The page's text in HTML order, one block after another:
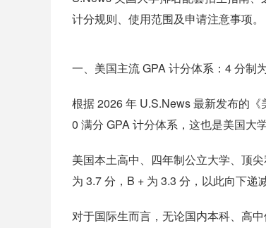
计分规则、使用范围及申请注意事项。
一、美国主流 GPA 计分体系：4 分制
根据 2026 年 U.S.News 最新发布的
0 满分 GPA 计分体系，这也是美国大
美国本土高中、四年制公立大学、顶
为 3.7 分，B + 为 3.3 分，以此向下递
对于国际生而言，无论国内本科、高